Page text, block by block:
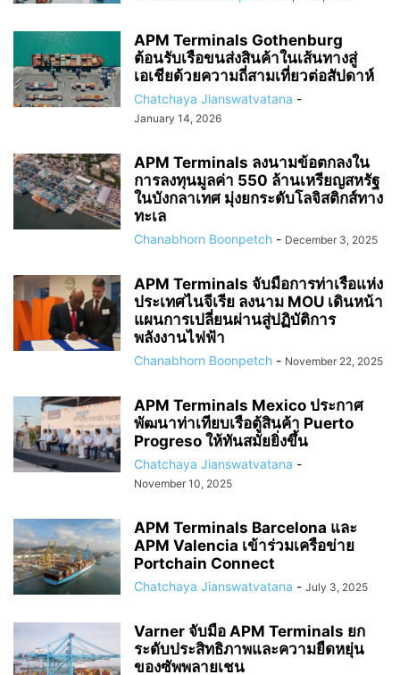
APM Terminals Gothenburg
ต้อนรับเรือขนส่งสินค้าในเส้นทางสู่
เอเชียด้วยความถี่สามเที่ยวต่อสัปดาห์
Chatchaya Jianswatvatana -
January 14, 2026
APM Terminals ลงนามข้อตกลงใน
การลงทุนมูลค่า 550 ล้านเหรียญสหรัฐ
ในบังกลาเทศ มุ่งยกระดับโลจิสติกส์ทาง
ทะเล
Chanabhorn Boonpetch - December 3, 2025
APM Terminals จับมือการท่าเรือแห่ง
ประเทศไนจีเรีย ลงนาม MOU เดินหน้า
แผนการเปลี่ยนผ่านสู่ปฏิบัติการ
พลังงานไฟฟ้า
Chanabhorn Boonpetch - November 22, 2025
APM Terminals Mexico ประกาศ
พัฒนาท่าเทียบเรือตู้สินค้า Puerto
Progreso ให้ทันสมัยยิ่งขึ้น
Chatchaya Jianswatvatana -
November 10, 2025
APM Terminals Barcelona และ
APM Valencia เข้าร่วมเครือข่าย
Portchain Connect
Chatchaya Jianswatvatana - July 3, 2025
Varner จับมือ APM Terminals ยก
ระดับประสิทธิภาพและความยืดหยุ่น
ของซัพพลายเชน